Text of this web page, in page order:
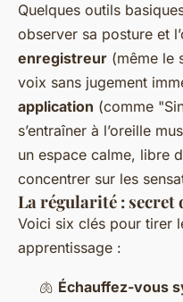
Quelques outils
observer sa posture et
enregistreur (même le
voix sans jugement
application (comme
s’entraîner à l’oreille
un espace calme, libre
concentrer sur les
La régularité :
Voici six clés pour tirer
apprentissage :
🫁 Échauffez-vous